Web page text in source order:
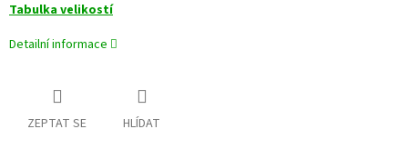
Tabulka velikostí
Detailní informace
ZEPTAT SE HLÍDAT